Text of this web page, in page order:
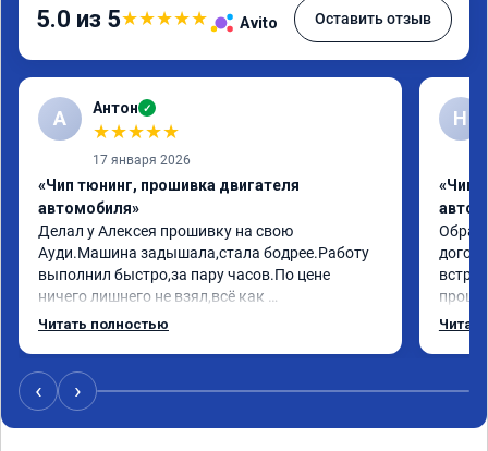
5.0 из 5★★★★★ Avito Оставить отзыв
А Антон ✓
★★★★★
17 января 2026
«Чип тюнинг, прошивка двигателя
автомобиля»
Делал у Алексея прошивку на свою
Ауди.Машина задышала,стала бодрее.Работу
выполнил быстро,за пару часов.По цене
ничего лишнего не взял,всё как
договаривались заранее.После работы
поломки авто.Однозначно рекомендую
Алексея как грамотного специалиста!
Читать полностью
Н
«Чип
Арман
‹ ›